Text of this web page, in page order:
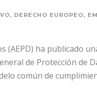
, DERECHO EUROPEO,
(AEPD) ha publicado
de Protección de
común de